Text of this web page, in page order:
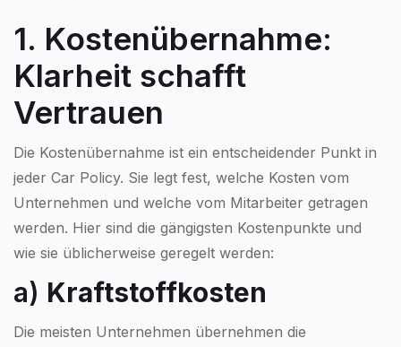
1. Kostenübernahme:
Klarheit schafft
Vertrauen
Die Kostenübernahme ist ein entscheidender Punkt in
jeder Car Policy. Sie legt fest, welche Kosten vom
Unternehmen und welche vom Mitarbeiter getragen
werden. Hier sind die gängigsten Kostenpunkte und
wie sie üblicherweise geregelt werden:
a) Kraftstoffkosten
Die meisten Unternehmen übernehmen die